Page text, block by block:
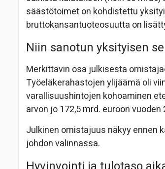
säästötoimet on kohdistettu
bruttokansantuoteosuutta on
Niin sanotun yksityisen
Merkittävin osa julkisesta
Työeläkerahastojen ylijäämä oli
varallisuushintojen kohoaminen
arvon jo 172,5 mrd. euroon
Julkinen omistajuus näkyy ennen
johdon valinnassa.